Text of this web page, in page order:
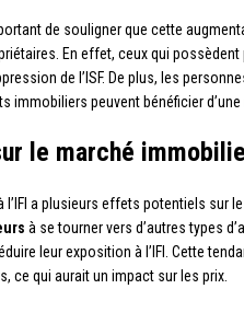
de souligner que cette
En effet, ceux qui
de l’ISF. De plus, les
immobiliers peuvent bénéficier
le marché
à l’IFI a plusieurs effets potentiels
à se tourner vers d’autres types
leur exposition à l’IFI. Cette
ce qui aurait un impact sur les prix.